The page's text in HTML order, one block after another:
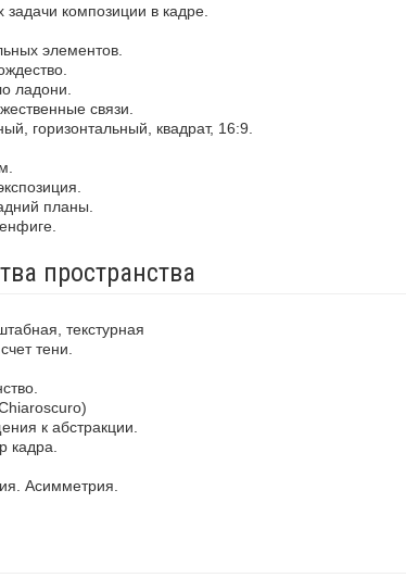
композиции в кадре.
элементов.
ладони.
связи.
горизонтальный, квадрат, 16:9.
планы.
пространства
текстурная
тени.
к абстракции.
кадра.
Асимметрия.